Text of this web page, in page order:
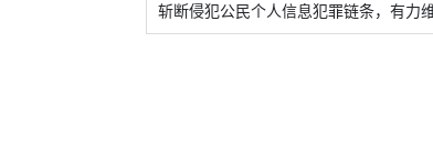
斩断侵犯公民个人信息犯罪链条，有力